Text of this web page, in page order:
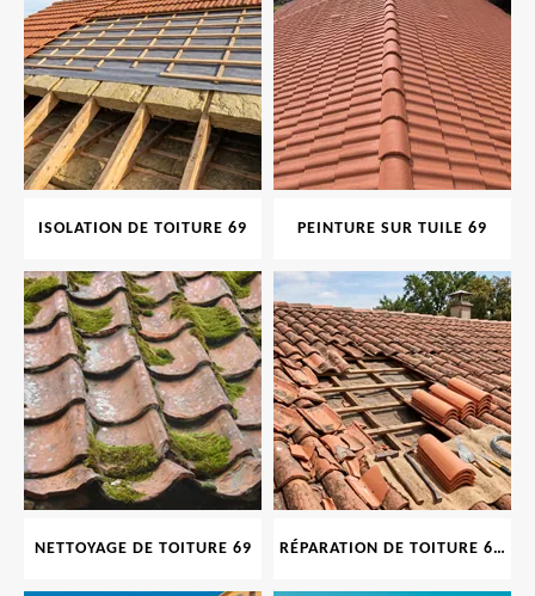
ISOLATION DE TOITURE 69 PEINTURE SUR TUILE 69
NETTOYAGE DE TOITURE 69 RÉPARATION DE TOITURE 69 RHONE, TUILES CASSÉES OU ABIMÉES